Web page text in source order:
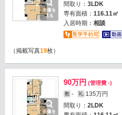
画像を
見る
間取り： 3LDK
専有面積： 116.11㎡
入居時期： 相談
（掲載写真19枚）
画像を
90万円 (管理費 -)
敷 - 礼 135万円
間取り： 2LDK